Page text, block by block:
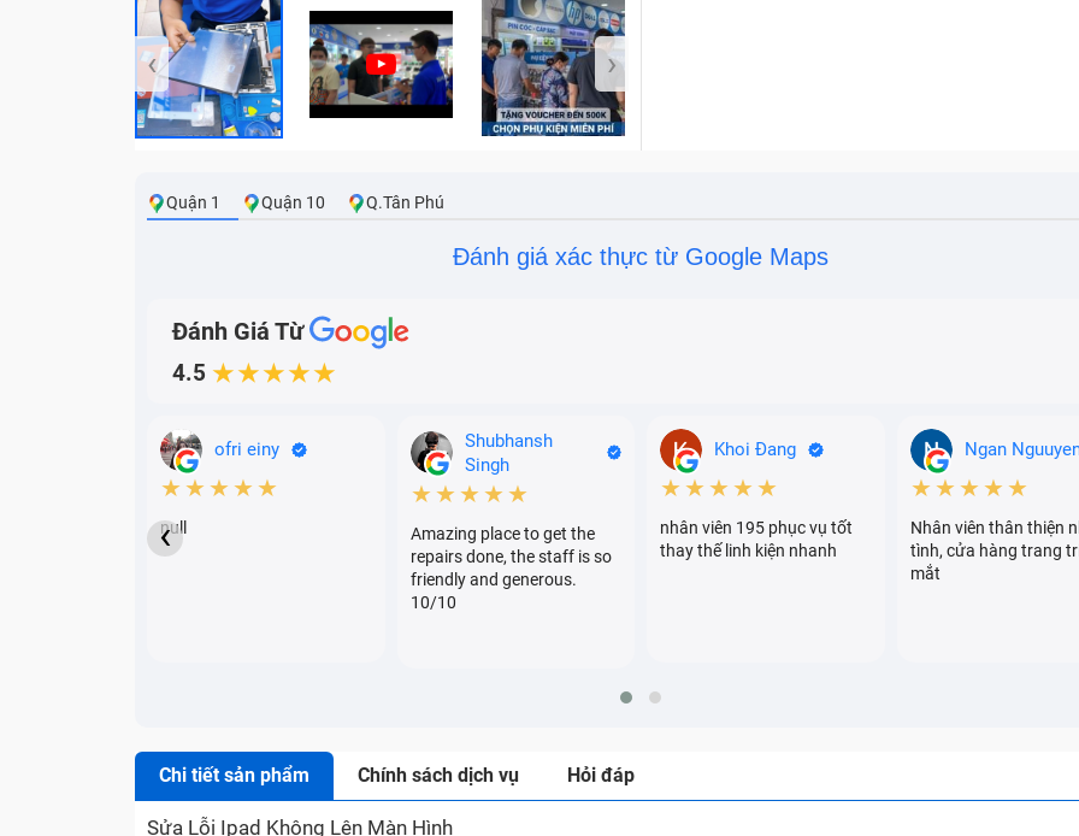
‹ ›
Quận 1 Quận 10 Q.Tân Phú
Đánh giá xác thực từ Google Maps
Đánh Giá Từ
4.5 ★★★★★
ofri einy
★★★★★
null
Shubhansh
Singh
★★★★★
Amazing place to get the
repairs done, the staff is so
friendly and generous.
10/10
Khoi Đang
★★★★★
nhân viên 195 phục vụ tốt
thay thế linh kiện nhanh
Ngan
★★★★★
Nhân viên thân thiện
tình, cửa hàng trang
mắt
‹
Chi tiết sản phẩm Chính sách dịch vụ Hỏi đáp
Sửa Lỗi Ipad Không Lên Màn Hình